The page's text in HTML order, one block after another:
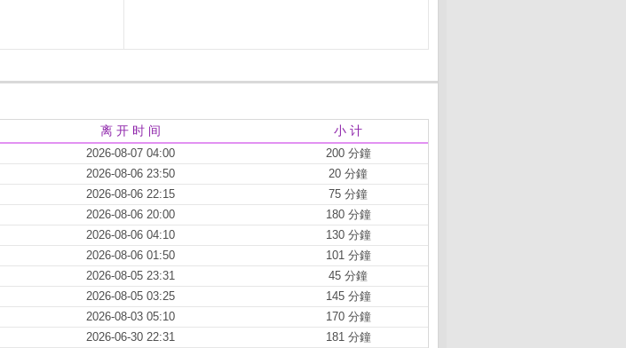
离 开 时 间 小 计
2026-08-07 04:00
200 分鐘
2026-08-06 23:50
20 分鐘
2026-08-06 22:15
75 分鐘
2026-08-06 20:00
180 分鐘
2026-08-06 04:10
130 分鐘
2026-08-06 01:50
101 分鐘
2026-08-05 23:31
45 分鐘
2026-08-05 03:25
145 分鐘
2026-08-03 05:10
170 分鐘
2026-06-30 22:31
181 分鐘